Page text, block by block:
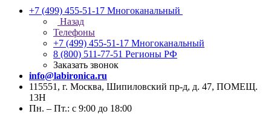
+7 (499) 455-51-17 Многоканальный
Назад
Телефоны
+7 (499) 455-51-17 Многоканальный
8 (800) 511-77-51 Регионы РФ
Заказать звонок
info@labironica.ru
115551, г. Москва, Шипиловский пр-д, д. 47, ПОМЕЩ.
13Н
Пн. – Пт.: с 9:00 до 18:00